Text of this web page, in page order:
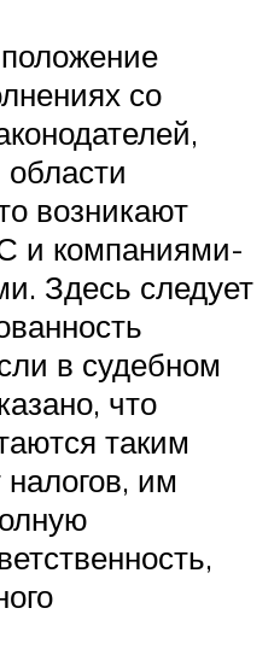
со
области
возникают
и компаниями-
Здесь следует
в судебном
что
таким
им